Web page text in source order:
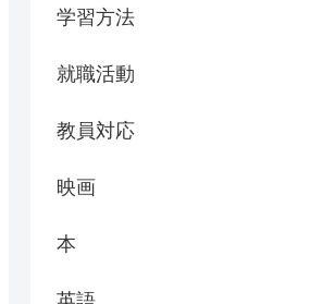
学習方法
就職活動
教員対応
映画
本